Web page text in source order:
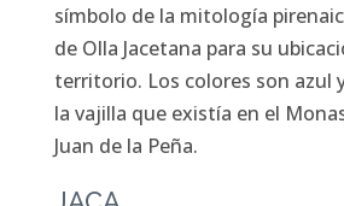
símbolo de la mitología
de Olla Jacetana para su
territorio. Los colores son azul
la vajilla que existía en el
Juan de la Peña.